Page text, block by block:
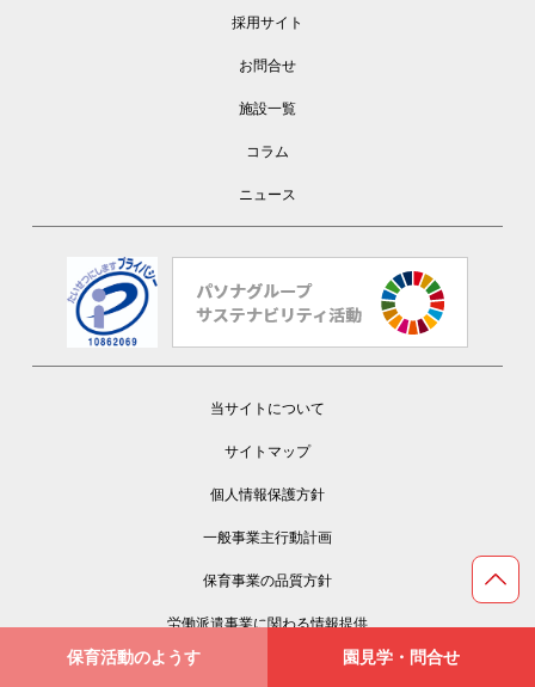
保育活動のようす 園見学・問合せ
採用サイト
お問合せ
施設一覧
コラム
ニュース
当サイトについて
サイトマップ
個人情報保護方針
一般事業主行動計画
保育事業の品質方針
労働派遣事業に関わる情報提供